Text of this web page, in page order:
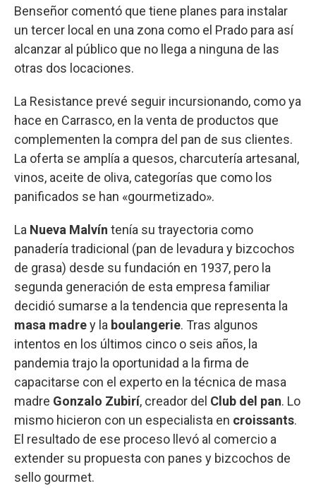
Benseñor comentó que tiene planes para instalar
un tercer local en una zona como el Prado para así
alcanzar al público que no llega a ninguna de las
otras dos locaciones.
La Resistance prevé seguir incursionando, como ya
hace en Carrasco, en la venta de productos que
complementen la compra del pan de sus clientes.
La oferta se amplía a quesos, charcutería artesanal,
vinos, aceite de oliva, categorías que como los
panificados se han «gourmetizado».
La Nueva Malvín tenía su trayectoria como
panadería tradicional (pan de levadura y bizcochos
de grasa) desde su fundación en 1937, pero la
segunda generación de esta empresa familiar
decidió sumarse a la tendencia que representa la
masa madrey la boulangerie. Tras algunos
intentos en los últimos cinco o seis años, la
pandemia trajo la oportunidad a la firma de
capacitarse con el experto en la técnica de masa
madre Gonzalo Zubirí, creador del Club del pan. Lo
mismo hicieron con un especialista en croissants.
El resultado de ese proceso llevó al comercio a
extender su propuesta con panes y bizcochos de
sello gourmet.